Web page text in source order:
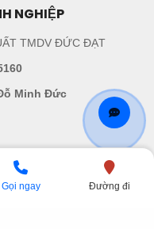
NGHIỆP
TMDV ĐỨC ĐẠT
Minh Đức
Gọi ngay Đường đi